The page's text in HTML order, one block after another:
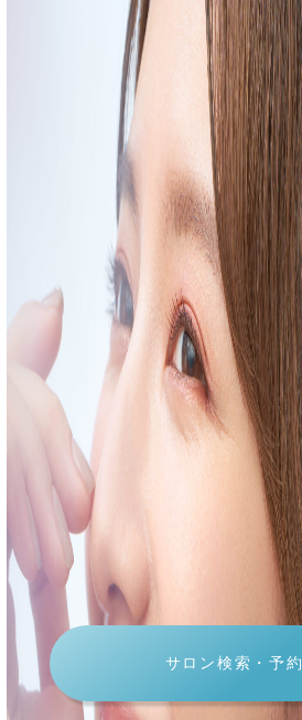
サロン検索・予約